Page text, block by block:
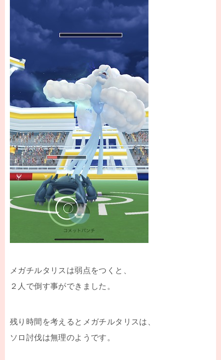
メガチルタリスは弱点をつくと、
２人で倒す事ができました。
残り時間を考えるとメガチルタリスは、
ソロ討伐は無理のようです。